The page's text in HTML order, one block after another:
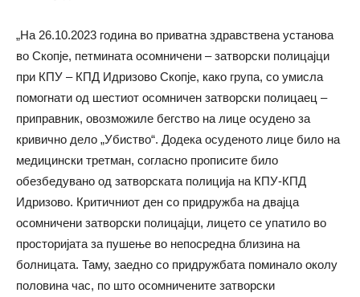
„На 26.10.2023 година во приватна здравствена установа
во Скопје, петмината осомничени – затворски полицајци
при КПУ – КПД Идризово Скопје, како група, со умисла
помогнати од шестиот осомничен затворски полицаец –
приправник, овозможиле бегство на лице осудено за
кривично дело „Убиство“. Додека осуденото лице било на
медицински третман, согласно прописите било
обезбедувано од затворската полиција на КПУ-КПД
Идризово. Критичниот ден со придружба на двајца
осомничени затворски полицајци, лицето се упатило во
просторијата за пушење во непосредна близина на
болницата. Таму, заедно со придружбата поминало околу
половина час, по што осомничените затворски